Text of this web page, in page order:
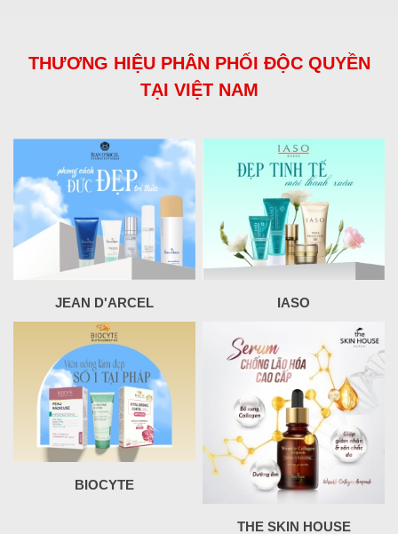
THƯƠNG HIỆU PHÂN PHỐI ĐỘC QUYỀN
TẠI VIỆT NAM
JEAN D'ARCEL IASO
BIOCYTE
THE SKIN HOUSE